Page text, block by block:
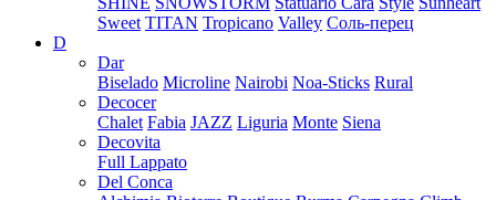
Sweet TITAN Tropicano Valley Соль-перец
D
Dar
Biselado Microline Nairobi Noa-Sticks Rural
Decocer
Chalet Fabia JAZZ Liguria Monte Siena
Decovita
Full Lappato
Del Conca